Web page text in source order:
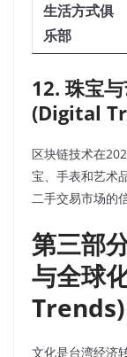
生活方式俱
乐部
12. 珠宝
(Digital
区块链技术在
宝、手表和艺术
二手交易市场的
第三部
与全球
Trends)
文化是台湾经济